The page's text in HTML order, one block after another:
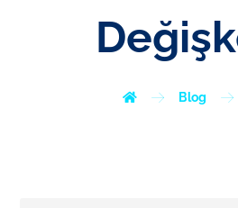
Blog